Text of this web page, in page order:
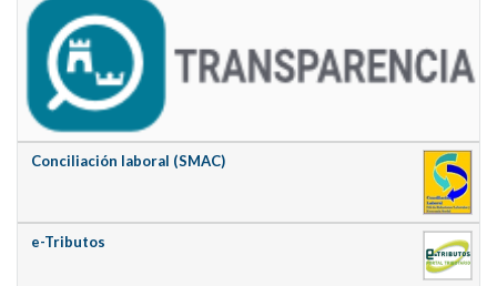
Conciliación laboral (SMAC)
e-Tributos